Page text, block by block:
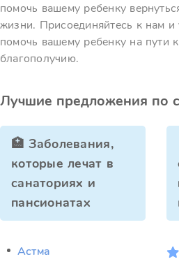
помочь вашему ребенку
жизни. Присоединяйтесь к нам
помочь вашему ребенку на пути
благополучию.
Лучшие предложения по
🏥 Заболевания,
которые лечат в
санаториях и
пансионатах
Астма